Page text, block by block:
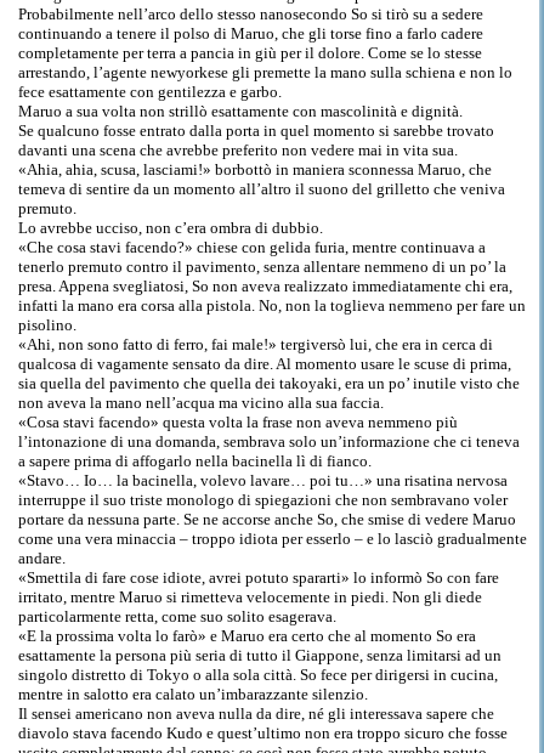
Probabilmente nell’arco dello stesso nanosecondo So si tirò su a sedere
continuando a tenere il polso di Maruo, che gli torse fino a farlo cadere
completamente per terra a pancia in giù per il dolore. Come se lo stesse
arrestando, l’agente newyorkese gli premette la mano sulla schiena e non lo
fece esattamente con gentilezza e garbo.
Maruo a sua volta non strillò esattamente con mascolinità e dignità.
Se qualcuno fosse entrato dalla porta in quel momento si sarebbe trovato
davanti una scena che avrebbe preferito non vedere mai in vita sua.
«Ahia, ahia, scusa, lasciami!» borbottò in maniera sconnessa Maruo, che
temeva di sentire da un momento all’altro il suono del grilletto che veniva
premuto.
Lo avrebbe ucciso, non c’era ombra di dubbio.
«Che cosa stavi facendo?» chiese con gelida furia, mentre continuava a
tenerlo premuto contro il pavimento, senza allentare nemmeno di un po’ la
presa. Appena svegliatosi, So non aveva realizzato immediatamente chi era,
infatti la mano era corsa alla pistola. No, non la toglieva nemmeno per fare un
pisolino.
«Ahi, non sono fatto di ferro, fai male!» tergiversò lui, che era in cerca di
qualcosa di vagamente sensato da dire. Al momento usare le scuse di prima,
sia quella del pavimento che quella dei takoyaki, era un po’ inutile visto che
non aveva la mano nell’acqua ma vicino alla sua faccia.
«Cosa stavi facendo» questa volta la frase non aveva nemmeno più
l’intonazione di una domanda, sembrava solo un’informazione che ci teneva
a sapere prima di affogarlo nella bacinella lì di fianco.
«Stavo… Io… la bacinella, volevo lavare… poi tu…» una risatina nervosa
interruppe il suo triste monologo di spiegazioni che non sembravano voler
portare da nessuna parte. Se ne accorse anche So, che smise di vedere Maruo
come una vera minaccia – troppo idiota per esserlo – e lo lasciò gradualmente
andare.
«Smettila di fare cose idiote, avrei potuto spararti» lo informò So con fare
irritato, mentre Maruo si rimetteva velocemente in piedi. Non gli diede
particolarmente retta, come suo solito esagerava.
«E la prossima volta lo farò» e Maruo era certo che al momento So era
esattamente la persona più seria di tutto il Giappone, senza limitarsi ad un
singolo distretto di Tokyo o alla sola città. So fece per dirigersi in cucina,
mentre in salotto era calato un’imbarazzante silenzio.
Il sensei americano non aveva nulla da dire, né gli interessava sapere che
diavolo stava facendo Kudo e quest’ultimo non era troppo sicuro che fosse